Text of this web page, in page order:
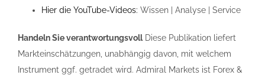
Hier die YouTube-Videos: Wissen | Analyse | Service
Handeln Sie verantwortungsvollDiese Publikation liefert
Markteinschätzungen, unabhängig davon, mit welchem
Instrument ggf. getradet wird. Admiral Markets ist Forex &